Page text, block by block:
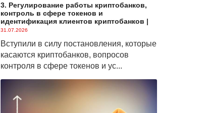
3. Регулирование работы криптобанков,
контроль в сфере токенов и
идентификация клиентов криптобанков |
31.07.2026
Вступили в силу постановления, которые
касаются криптобанков, вопросов
контроля в сфере токенов и ус...